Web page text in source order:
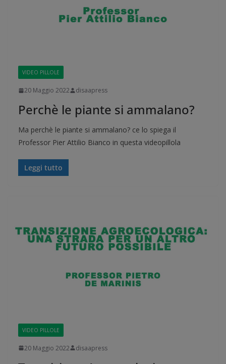
VIDEO PILLOLE
20 Maggio 2022 disaapress
Perchè le piante si ammalano?
Ma perchè le piante si ammalano? ce lo spiega il
Professor Pier Attilio Bianco in questa videopillola
Leggi tutto
VIDEO PILLOLE
20 Maggio 2022 disaapress